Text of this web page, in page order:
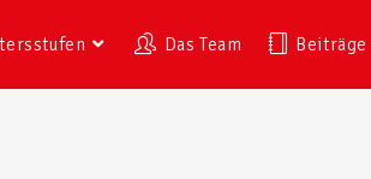
Das Team Beiträge